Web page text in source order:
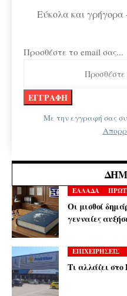
Εύκολα και γρήγορα
Προσθέστε το email σας...
Με την εγγραφή σας
ΕΛΛΑΔΑ
Οι μισθοί
γενναίες
ΕΠΙΧΕΙΡΗΣΕΙΣ
Τι αλλάζει